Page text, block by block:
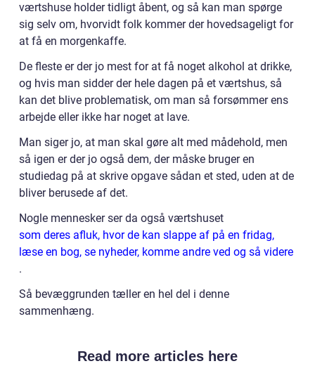
værtshuse holder tidligt åbent, og så kan man spørge
sig selv om, hvorvidt folk kommer der hovedsageligt for
at få en morgenkaffe.
De fleste er der jo mest for at få noget alkohol at drikke,
og hvis man sidder der hele dagen på et værtshus, så
kan det blive problematisk, om man så forsømmer ens
arbejde eller ikke har noget at lave.
Man siger jo, at man skal gøre alt med mådehold, men
så igen er der jo også dem, der måske bruger en
studiedag på at skrive opgave sådan et sted, uden at de
bliver berusede af det.
Nogle mennesker ser da også værtshuset
som deres afluk, hvor de kan slappe af på en fridag,
læse en bog, se nyheder, komme andre ved og så videre
.
Så bevæggrunden tæller en hel del i denne
sammenhæng.
Read more articles here